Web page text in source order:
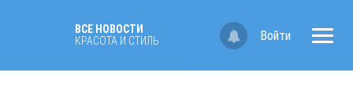
ВСЕ НОВОСТИ
КРАСОТА И СТИЛЬ
Войти